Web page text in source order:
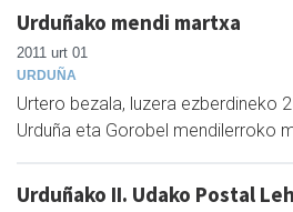
Urduñako mendi martxa
2011 urt 01
URDUÑA
Urtero bezala, luzera ezberdineko
Urduña eta Gorobel mendilerroko
Urduñako II. Udako Postal